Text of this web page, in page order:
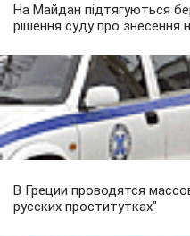
На Майдан підтягуються
рішення суду про знесення
В Греции проводятся
русских проститутках"